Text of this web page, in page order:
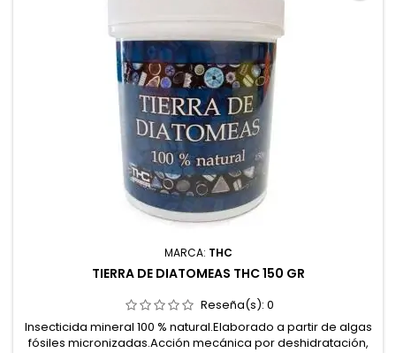
MARCA: THC
TIERRA DE DIATOMEAS THC 150 GR
Reseña(s): 0
Insecticida mineral 100 % natural.Elaborado a partir de algas
fósiles micronizadas.Acción mecánica por deshidratación,